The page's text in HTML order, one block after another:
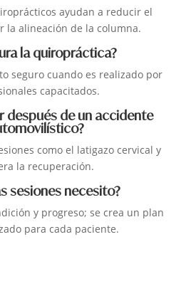
ayudan a reducir el
la alineación de la columna.
la quiropráctica?
seguro cuando es realizado por
capacitados.
después de un accidente
como el latigazo cervical y
la recuperación.
sesiones necesito?
y progreso; se crea un plan
para cada paciente.